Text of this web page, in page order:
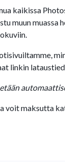
kaikissa
muun
linkin
voit maksutta